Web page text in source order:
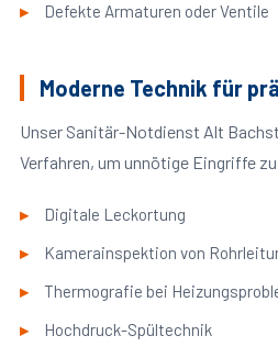
Defekte Armaturen oder Ventile
Moderne Technik für
Unser Sanitär-Notdienst Alt
Verfahren, um unnötige Eingriffe
Digitale Leckortung
Kamerainspektion von
Thermografie bei
Hochdruck-Spültechnik